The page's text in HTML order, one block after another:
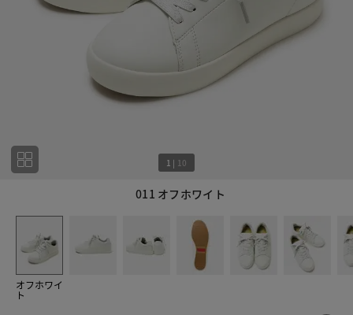
011 オフホワイト
1 | 10
オフホワイ
ト